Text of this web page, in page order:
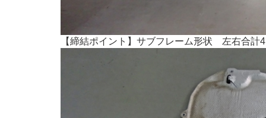
【締結ポイント】サブフレーム形状 左右合計